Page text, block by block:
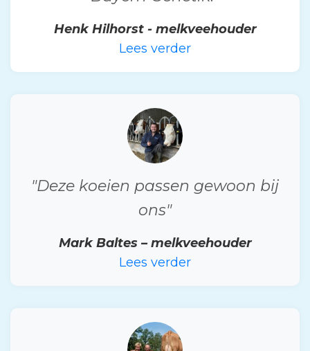
Henk Hilhorst - melkveehouder
Lees verder
"Deze koeien passen gewoon bij
ons"
Mark Baltes – melkveehouder
Lees verder